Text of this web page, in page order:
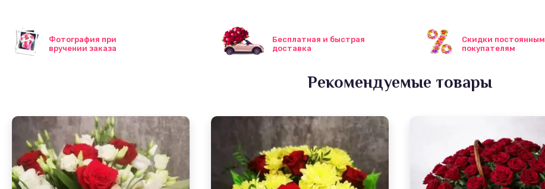
Фотография при
вручении заказа
Бесплатная и быстрая
доставка
Скидки постоянным
покупателям
Рекомендуемые товары